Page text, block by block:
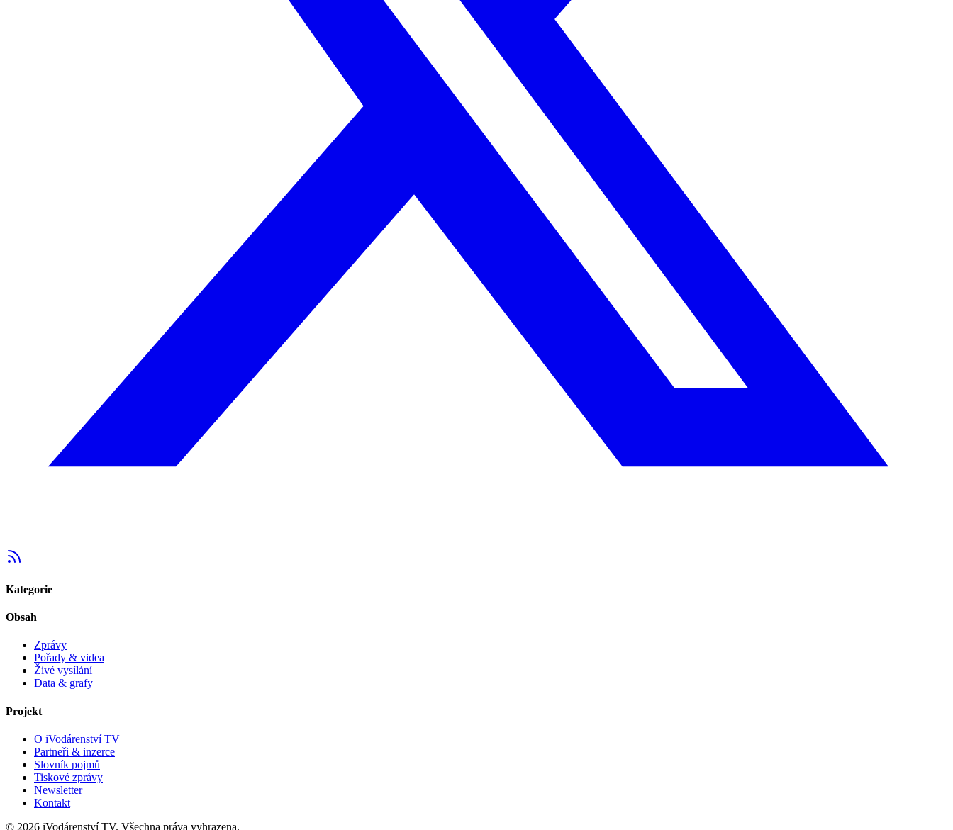
Kategorie
Obsah
Zprávy
Pořady & videa
Živé vysílání
Data & grafy
Projekt
O iVodárenství TV
Partneři & inzerce
Slovník pojmů
Tiskové zprávy
Newsletter
Kontakt
© 2026 iVodárenství TV. Všechna práva vyhrazena.